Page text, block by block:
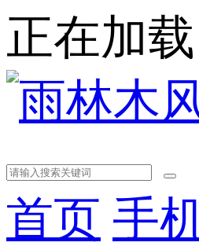
正在加载
首页 手